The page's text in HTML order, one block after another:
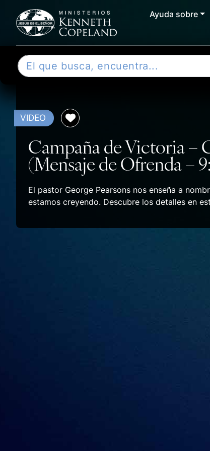
Skip to content
Ayuda sobre
B
u
a
VIDEO
Campaña de Victoria –
(Mensaje de Ofrenda –
El pastor George Pearsons nos enseña a
estamos creyendo. Descubre los detalles en